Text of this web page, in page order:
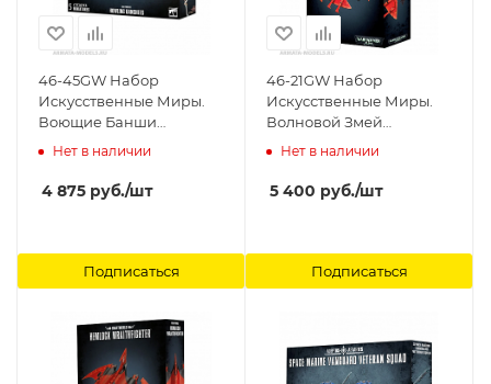
46-45GW Набор
Искусственные Миры.
Воющие Банши
(Craftworlds Howling
Workshop
Нет в наличии
4 875 руб./шт
Подписаться
46-21GW Набор
Искусственные Миры.
Волновой Змей
(Craftworlds Wave
Workshop
Нет в наличии
5 400 руб./шт
Подписаться